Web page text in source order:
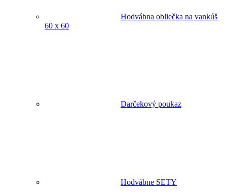
Hodvábna obliečka na vankúš
60 x 60
Darčekový poukaz
Hodvábne SETY